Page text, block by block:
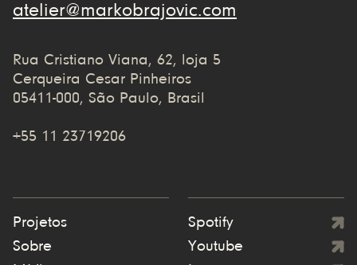
atelier@markobrajovic.com
Rua Cristiano Viana, 62, loja 5
Cerqueira Cesar Pinheiros
05411-000, São Paulo, Brasil
+55 11 23719206
Projetos
Sobre
Spotify
Youtube